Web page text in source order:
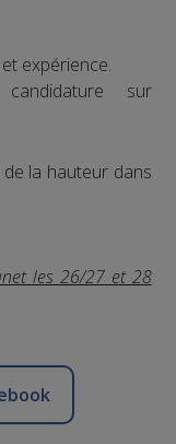
expérience.
sur
de la hauteur dans
les 26/27 et 28